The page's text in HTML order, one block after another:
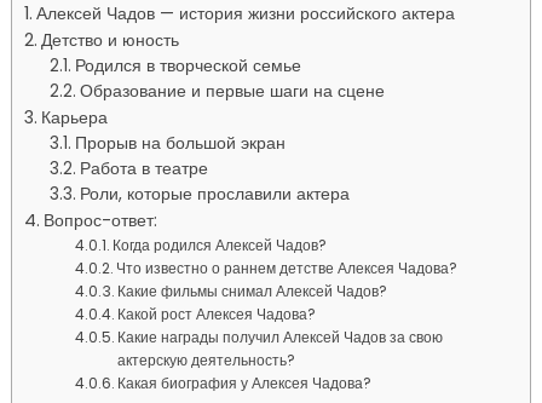
Алексей Чадов — история жизни российского актера
Детство и юность
Родился в творческой семье
Образование и первые шаги на сцене
Карьера
Прорыв на большой экран
Работа в театре
Роли, которые прославили актера
Вопрос-ответ:
Когда родился Алексей Чадов?
Что известно о раннем детстве Алексея Чадова?
Какие фильмы снимал Алексей Чадов?
Какой рост Алексея Чадова?
Какие награды получил Алексей Чадов за свою
актерскую деятельность?
Какая биография у Алексея Чадова?